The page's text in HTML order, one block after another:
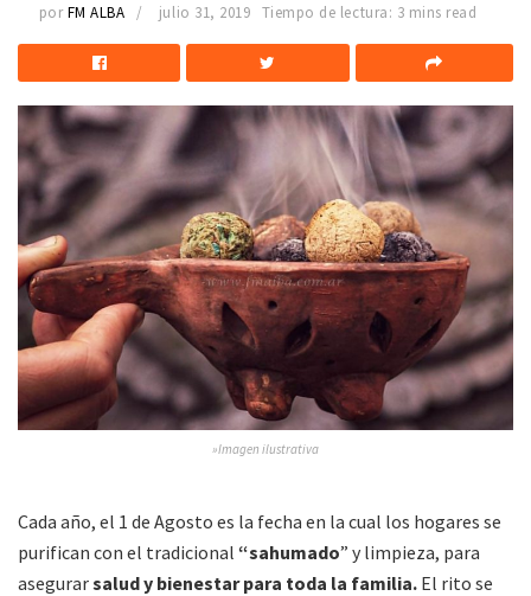
por FM ALBA julio 31, 2019 Tiempo de lectura: 3 mins read
»Imagen ilustrativa
Cada año, el 1 de Agosto es la fecha en la cual los hogares se
purifican con el tradicional “sahumado” y limpieza, para
asegurarsalud y bienestar para toda la familia. El rito se